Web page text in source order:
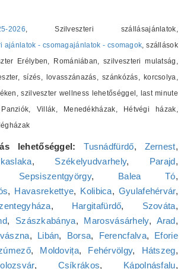
2026, Szilveszteri szállásajánlatok,
ajánlatok - csomagajánlatok - csomagok, szállások
Erélyben, Romániában, szilveszteri mulatság,
sízés, lovasszánazás, szánkózás, korcsolya,
szilveszter wellness lehetőséggel, last minute
Villák, Menedékházak, Hétvégi házak,
lehetőséggel: Tusnádfürdő, Zernest,
, Székelyudvarhely, Parajd,
Sepsiszentgyörgy, Balea Tó,
, Havasrekettye, Kolibica, Gyulafehérvár,
, Hargitafürdő, Szováta,
, Szászkabánya, Marosvásárhely, Arad,
, Libán, Borsa, Ferencfalva, Eforie
, Moldovița, Fehérvölgy, Hátszeg,
, Csíkrákos, Kápolnásfalu,